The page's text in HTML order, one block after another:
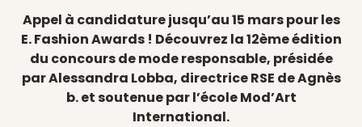
Appel à candidature jusqu’au 15 mars pour les
E. Fashion Awards ! Découvrez la 12ème édition
du concours de mode responsable, présidée
par Alessandra Lobba, directrice RSE de Agnès
b. et soutenue par l’école Mod’Art
International.